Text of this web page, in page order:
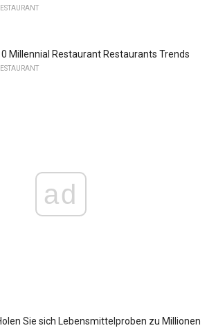
Millennial Restaurant Restaurants Trends
ad
Sie sich Lebensmittelproben zu Millionen